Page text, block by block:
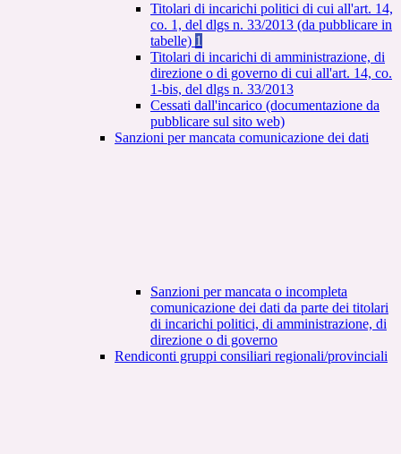
Titolari di incarichi politici di cui all'art. 14,
co. 1, del dlgs n. 33/2013 (da pubblicare in
tabelle) 1
Titolari di incarichi di amministrazione, di
direzione o di governo di cui all'art. 14, co.
1-bis, del dlgs n. 33/2013
Cessati dall'incarico (documentazione da
pubblicare sul sito web)
Sanzioni per mancata comunicazione dei dati
Sanzioni per mancata o incompleta
comunicazione dei dati da parte dei titolari
di incarichi politici, di amministrazione, di
direzione o di governo
Rendiconti gruppi consiliari regionali/provinciali